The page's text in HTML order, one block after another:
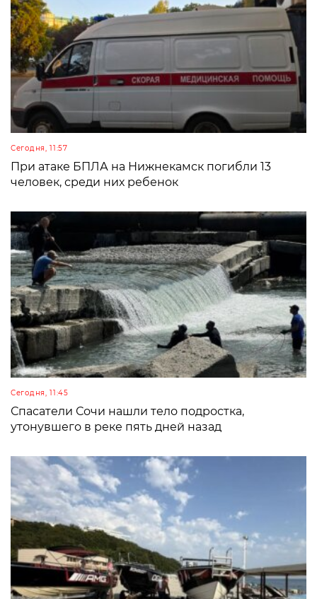
Сегодня, 11:57
При атаке БПЛА на Нижнекамск погибли 13
человек, среди них ребенок
Сегодня, 11:45
Спасатели Сочи нашли тело подростка,
утонувшего в реке пять дней назад